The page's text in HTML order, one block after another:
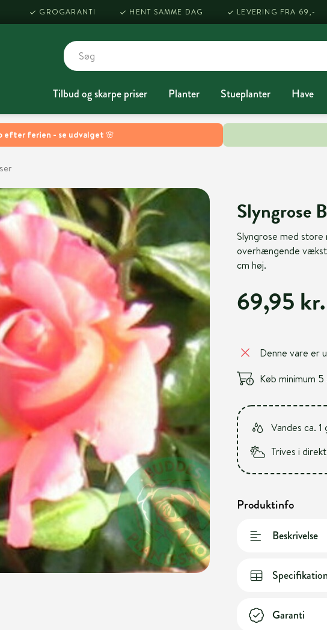
efter ferien - se udvalget 🌸
GROGARANTI HENT SAMME DAG LEVERING FRA 69,-
Tilbud og skarpe priser Planter Stueplanter Have
Slyngrose
Slyngrose med
overhængende
cm høj.
69,95 kr.
Denne vare er
Køb minimum 5
Vandes ca. 1
Trives i
Produktinfo
Beskrivelse
Garanti